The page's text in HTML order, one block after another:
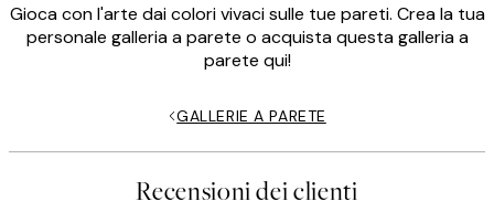
Gioca con l'arte dai colori vivaci sulle tue pareti. Crea la tua
personale galleria a parete o acquista questa galleria a
parete qui!
GALLERIE A PARETE
Recensioni dei clienti